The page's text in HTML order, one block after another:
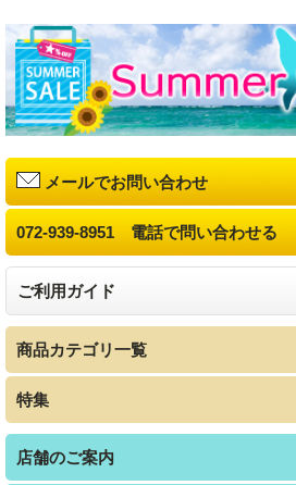
メールでお問い合わせ
072-939-8951 電話で問い合わせる
ご利用ガイド
商品カテゴリ一覧
特集
店舗のご案内